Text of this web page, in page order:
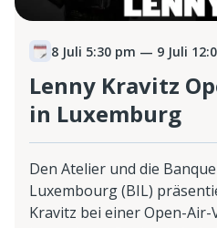
8 Juli 5:30 pm — 9 Juli
Lenny Kravitz
in Luxemburg
Den Atelier und die
Luxembourg (BIL)
Kravitz bei einer Open-